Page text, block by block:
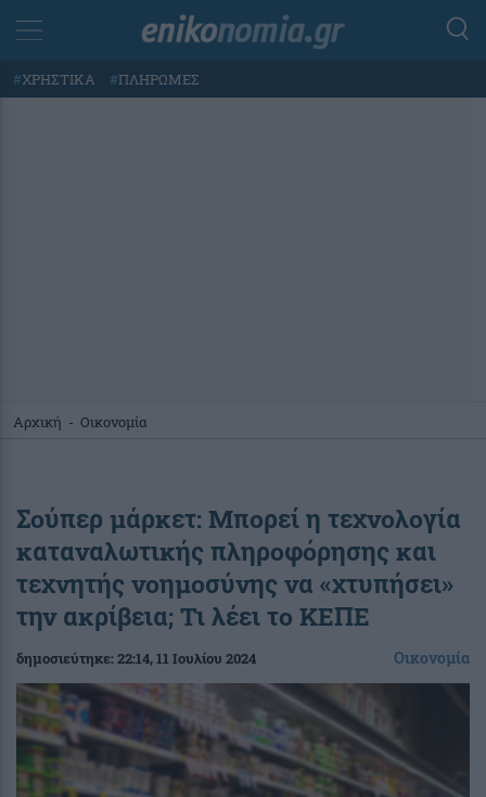
#ΧΡΗΣΤΙΚΑ #ΠΛΗΡΩΜΕΣ
Αρχική - Οικονομία
Σούπερ μάρκετ: Μπορεί η τεχνολογία
καταναλωτικής πληροφόρησης και
τεχνητής νοημοσύνης να «χτυπήσει»
την ακρίβεια; Τι λέει το ΚΕΠΕ
δημοσιεύτηκε:22:14, 11 Ιουλίου 2024 Οικονομία